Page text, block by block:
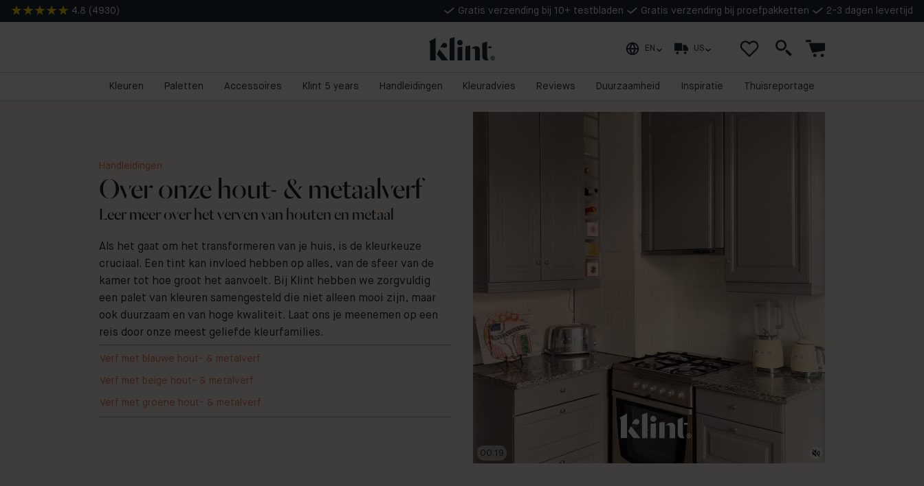
4.8 ( 4930 ) Gratis verzending bij 10+ testbladen Gratis verzending bij proefpakketten 2-3 dagen levertijd
EN US
Kleuren Paletten Accessoires Klint 5 years Handleidingen Kleuradvies Reviews Duurzaamheid Inspiratie Thuisreportage
Handleidingen
Over onze hout- & metaalverf
Leer meer over het verven van houten en metaal
Als het gaat om het transformeren van je huis, is de kleurkeuze
cruciaal. Een tint kan invloed hebben op alles, van de sfeer van de
kamer tot hoe groot het aanvoelt. Bij Klint hebben we zorgvuldig
een palet van kleuren samengesteld die niet alleen mooi zijn, maar
ook duurzaam en van hoge kwaliteit. Laat ons je meenemen op een
reis door onze meest geliefde kleurfamilies.
Verf met blauwe hout- & metalverf
Verf met beige hout- & metalverf
Verf met groene hout- & metalverf
00:20